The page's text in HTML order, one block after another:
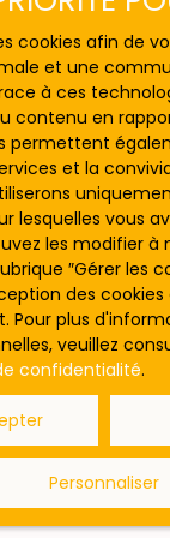
149m²
Mios
BASSIN
PIÈCES - 4
PISCINE -
Immo by
exclusivité cette
dans un quartier
vous séduire
170 m² garage
plus
à
cookies afin de
et une
à ces
contenu en
permettent
et la
lesquelles vous
les modifier à
″Gérer les
des cookies
Pour plus
veuillez
confidentialité.
Personnaliser